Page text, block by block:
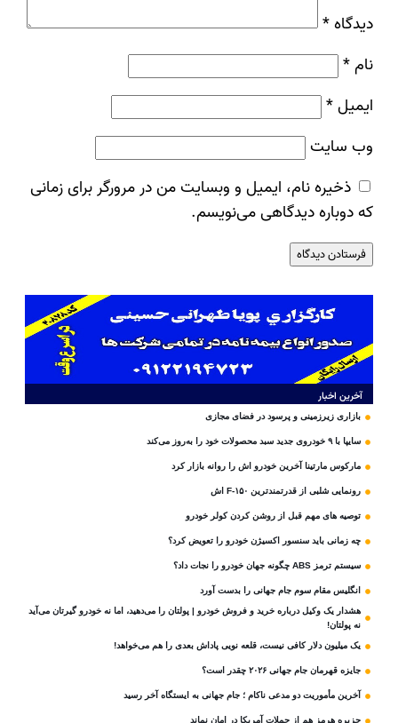
دیدگاه *
نام*
ایمیل*
وب‌ سایت
ذخیره نام، ایمیل و وبسایت من در مرورگر برای زمانی
که دوباره دیدگاهی می‌نویسم.
آخرین اخبار
بازاری زیرزمینی و پرسود در فضای مجازی
سایپا با ۹ خودروی جدید سبد محصولات خود را به‌روز می‌کند
مارکوس مارتینا آخرین خودرو اش را روانه بازار کرد
رونمایی شلبی از قدرتمندترین F-۱۵۰ اش
توصیه های مهم قبل از روشن کردن کولر خودرو
چه زمانی باید سنسور اکسیژن خودرو را تعویض کرد؟
سیستم ترمز ABS چگونه جهان خودرو را نجات داد؟
انگلیس مقام سوم جام‌ جهانی را بدست آورد
هشدار یک وکیل درباره خرید و فروش خودرو | پولتان را می‌دهید، اما نه خودرو گیرتان می‌آید
نه پولتان!
یک میلیون دلار کافی نیست، قلعه‌ نویی پاداش بعدی را هم می‌خواهد!
جایزه قهرمان جام جهانی ۲۰۲۶ چقدر است؟
آخرین مأموریت دو مدعی ناکام ؛ جام جهانی به ایستگاه آخر رسید
جزیره هرمز هم از حملات آمریکا در امان نماند